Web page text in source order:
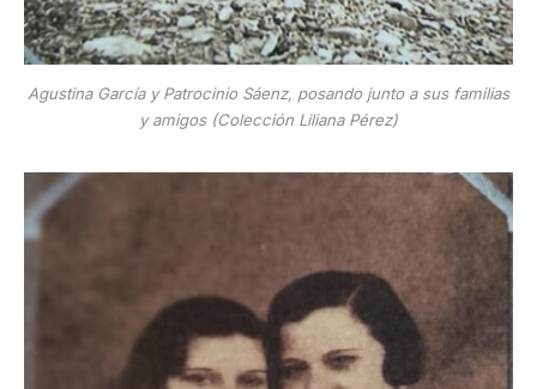
Agustina García y Patrocinio Sáenz, posando junto a sus familias
y amigos (Colección Liliana Pérez)